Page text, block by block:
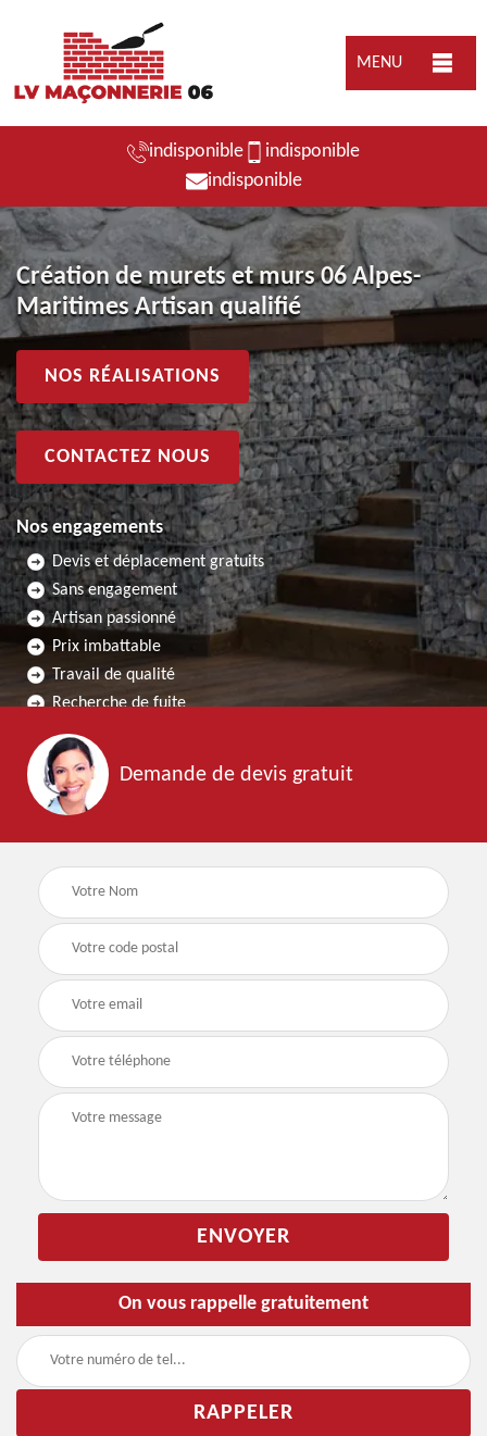
MENU
indisponible
indisponible
indisponible
Création de murets et murs 06 Alpes-
Maritimes Artisan qualifié
NOS RÉALISATIONS
CONTACTEZ NOUS
Nos engagements
Devis et déplacement gratuits
Sans engagement
Artisan passionné
Prix imbattable
Travail de qualité
Recherche de fuite
Demande de devis gratuit
On vous rappelle gratuitement